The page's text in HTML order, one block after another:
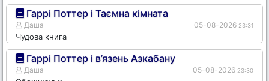
Гаррі Поттер і Таємна кімната
Даша 05-08-2026 23:31
Чудова книга
Гаррі Поттер і в’язень Азкабану
Даша 05-08-2026 23:30